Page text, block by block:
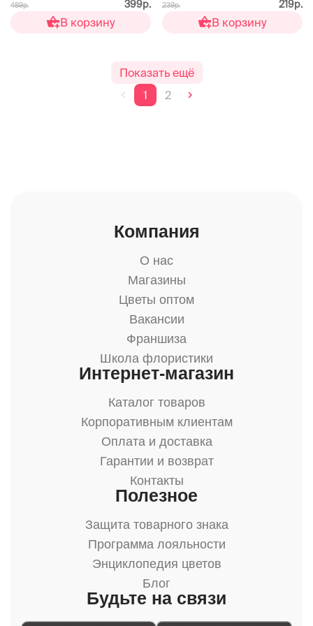
489р. 399р.
В корзину
239р. 219р.
В корзину
Показать ещё
1
2
Компания
О нас
Магазины
Цветы оптом
Вакансии
Франшиза
Школа флористики
Интернет-магазин
Каталог товаров
Корпоративным клиентам
Оплата и доставка
Гарантии и возврат
Контакты
Полезное
Защита товарного знака
Программа лояльности
Энциклопедия цветов
Блог
Будьте на связи